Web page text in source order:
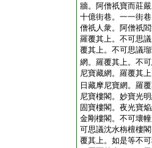
牆。阿僧祇寶而莊
十億街巷。一一街
僧祇人衆。阿僧祇
羅覆其上。不可思
覆其上。不可思議
網。羅覆其上。不
尼寶藏網。羅覆其
日藏摩尼寶網。羅
尼寶樓閣。妙寶光
固寶樓閣。夜光寶
金剛樓閣。不可壞
可思議沈水栴檀樓
覆其上。如是等不